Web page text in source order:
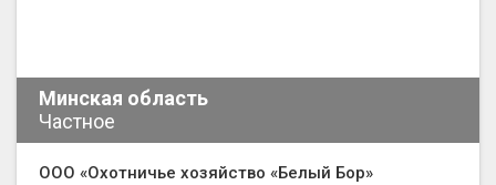
Минская область
Частное
ООО «Охотничье хозяйство «Белый Бор»